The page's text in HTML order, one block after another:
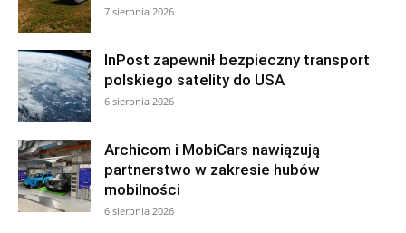
7 sierpnia 2026
InPost zapewnił bezpieczny transport
polskiego satelity do USA
6 sierpnia 2026
Archicom i MobiCars nawiązują
partnerstwo w zakresie hubów
mobilności
6 sierpnia 2026